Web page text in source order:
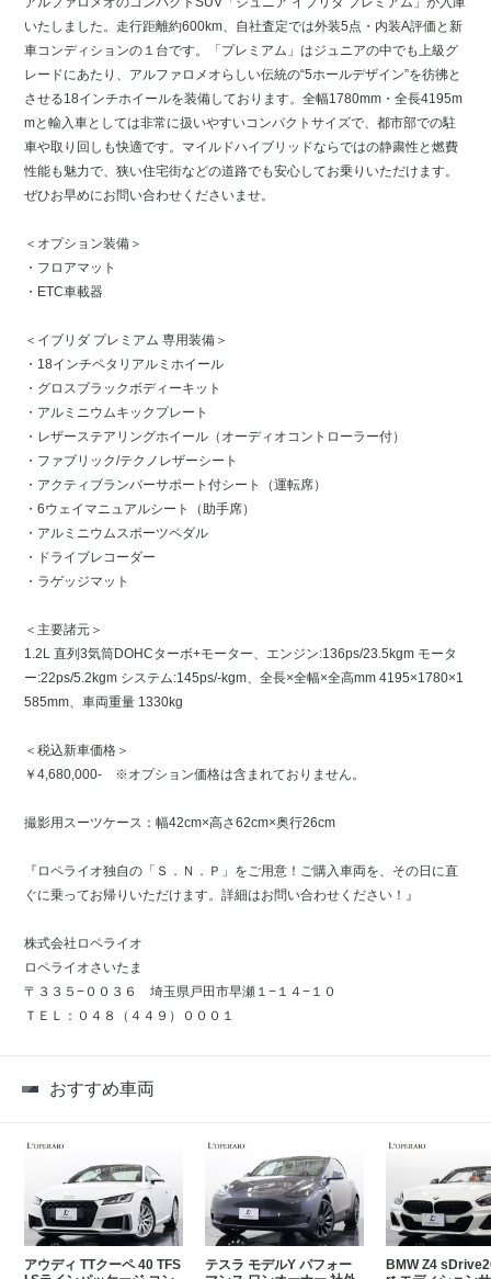
いたしました。走行距離約600km、自社査定では外装5点・内装A評価と新
車コンディションの１台です。「プレミアム」はジュニアの中でも上級グ
レードにあたり、アルファロメオらしい伝統の“5ホールデザイン”を彷彿と
させる18インチホイールを装備しております。全幅1780mm・全長4195m
mと輸入車としては非常に扱いやすいコンパクトサイズで、都市部での駐
車や取り回しも快適です。マイルドハイブリッドならではの静粛性と燃費
性能も魅力で、狭い住宅街などの道路でも安心してお乗りいただけます。
ぜひお早めにお問い合わせくださいませ。
＜オプション装備＞
・フロアマット
・ETC車載器
＜イブリダ プレミアム 専用装備＞
・18インチペタリアルミホイール
・グロスブラックボディーキット
・アルミニウムキックプレート
・レザーステアリングホイール（オーディオコントローラー付）
・ファブリック/テクノレザーシート
・アクティブランバーサポート付シート（運転席）
・6ウェイマニュアルシート（助手席）
・アルミニウムスポーツペダル
・ドライブレコーダー
・ラゲッジマット
＜主要諸元＞
1.2L 直列3気筒DOHCターボ+モーター、エンジン:136ps/23.5kgm モータ
ー:22ps/5.2kgm システム:145ps/-kgm、全長×全幅×全高mm 4195×1780×1
585mm、車両重量 1330kg
＜税込新車価格＞
￥4,680,000- ※オプション価格は含まれておりません。
撮影用スーツケース：幅42cm×高さ62cm×奥行26cm
『ロペライオ独自の「Ｓ．Ｎ．Ｐ」をご用意！ご購入車両を、その日に直
ぐに乗ってお帰りいただけます。詳細はお問い合わせください！』
株式会社ロペライオ
ロペライオさいたま
〒３３５−００３６ 埼玉県戸田市早瀬１−１４−１０
ＴＥＬ：０４８（４４９）０００１
おすすめ車両
アウディ TTクーペ 40 TFS
テスラ モデルY パフォー
BMW Z4